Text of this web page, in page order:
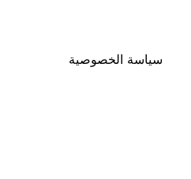
سياسة الخصوصية